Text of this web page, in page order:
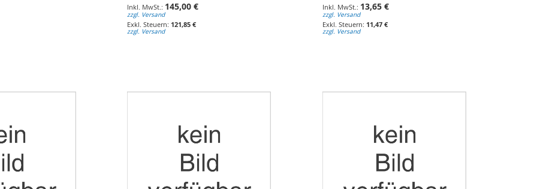
145,00 €
zzgl. Versand
121,85 €
zzgl. Versand
13,65 €
zzgl. Versand
11,47 €
zzgl. Versand